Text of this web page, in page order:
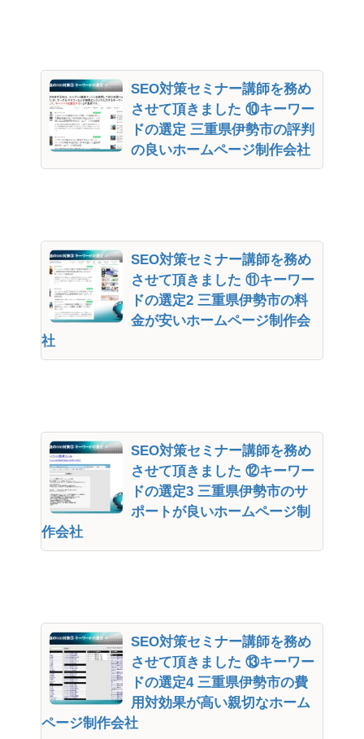
SEO対策セミナー講師を務め
させて頂きました ⑩キーワー
ドの選定 三重県伊勢市の評判
の良いホームページ制作会社
SEO対策セミナー講師を務め
させて頂きました ⑪キーワー
ドの選定2 三重県伊勢市の料
金が安いホームページ制作会
社
SEO対策セミナー講師を務め
させて頂きました ⑫キーワー
ドの選定3 三重県伊勢市のサ
ポートが良いホームページ制
作会社
SEO対策セミナー講師を務め
させて頂きました ⑬キーワー
ドの選定4 三重県伊勢市の費
用対効果が高い親切なホーム
ページ制作会社